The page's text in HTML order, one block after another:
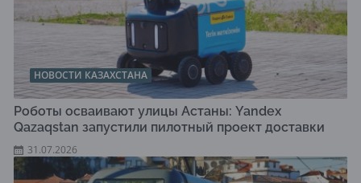
НОВОСТИ КАЗАХСТАНА
Роботы осваивают улицы Астаны: Yandex
Qazaqstan запустили пилотный проект доставки
31.07.2026